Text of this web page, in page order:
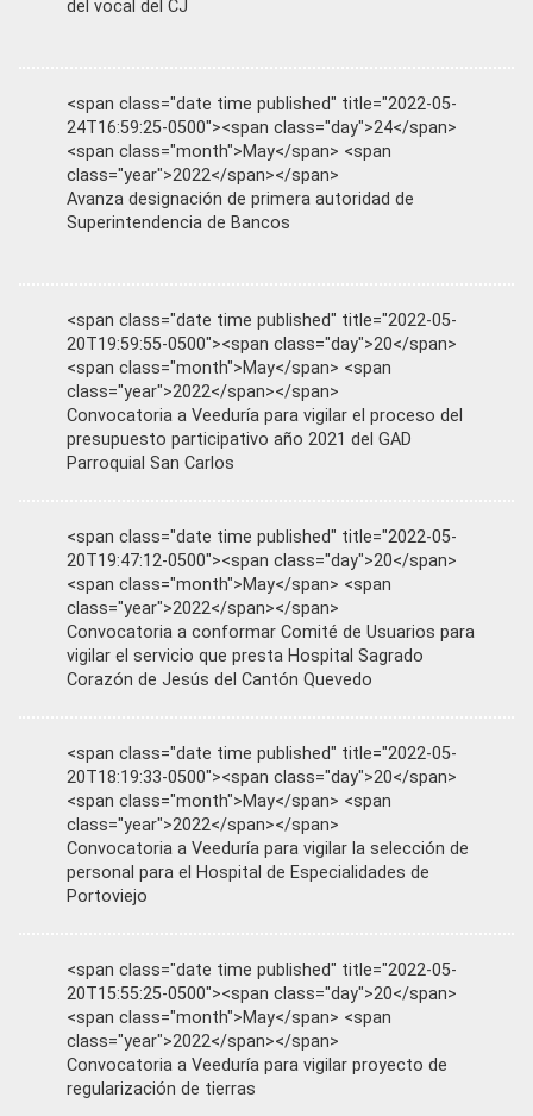
del vocal del CJ
<span class="date time published" title="2022-05-
24T16:59:25-0500"><span class="day">24</span>
<span class="month">May</span> <span
class="year">2022</span></span>
Avanza designación de primera autoridad de
Superintendencia de Bancos
<span class="date time published" title="2022-05-
20T19:59:55-0500"><span class="day">20</span>
<span class="month">May</span> <span
class="year">2022</span></span>
Convocatoria a Veeduría para vigilar el proceso del
presupuesto participativo año 2021 del GAD
Parroquial San Carlos
<span class="date time published" title="2022-05-
20T19:47:12-0500"><span class="day">20</span>
<span class="month">May</span> <span
class="year">2022</span></span>
Convocatoria a conformar Comité de Usuarios para
vigilar el servicio que presta Hospital Sagrado
Corazón de Jesús del Cantón Quevedo
<span class="date time published" title="2022-05-
20T18:19:33-0500"><span class="day">20</span>
<span class="month">May</span> <span
class="year">2022</span></span>
Convocatoria a Veeduría para vigilar la selección de
personal para el Hospital de Especialidades de
Portoviejo
<span class="date time published" title="2022-05-
20T15:55:25-0500"><span class="day">20</span>
<span class="month">May</span> <span
class="year">2022</span></span>
Convocatoria a Veeduría para vigilar proyecto de
regularización de tierras